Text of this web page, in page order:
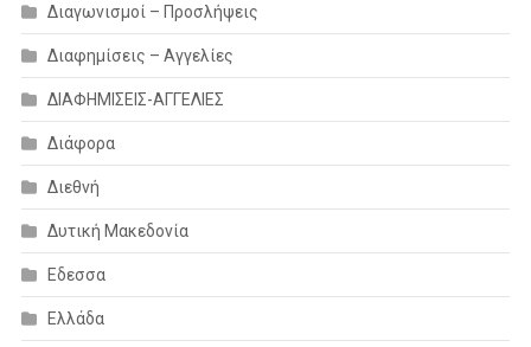
Διαγωνισμοί – Προσλήψεις
Διαφημίσεις – Αγγελίες
ΔΙΑΦΗΜΙΣΕΙΣ-ΑΓΓΕΛΙΕΣ
Διάφορα
Διεθνή
Δυτική Μακεδονία
Εδεσσα
Ελλάδα